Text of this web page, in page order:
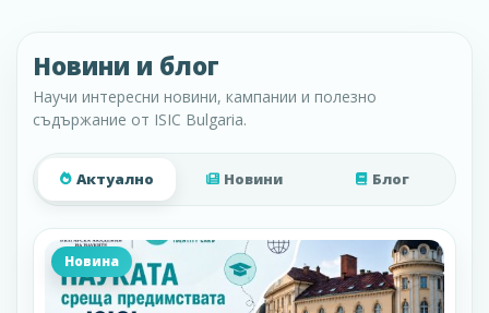
Новини и блог
Научи интересни новини, кампании и полезно
съдържание от ISIC Bulgaria.
Актуално Новини Блог
Новина